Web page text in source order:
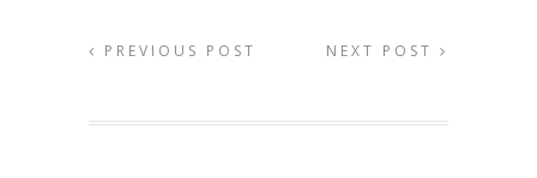
PREVIOUS POST NEXT POST